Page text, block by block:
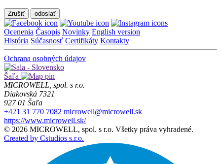
Zrušiť
Ocenenia Časopis Novinky English version
História Súčasnosť Certifikáty Kontakty
Ochrana osobných údajov
Šaľa
MICROWELL, spol. s r.o.
Diakovská 7321
927 01 Šaľa
+421 31 770 7082 microwell@microwell.sk
https://www.microwell.sk/
© 2026 MICROWELL, spol. s r.o. Všetky práva vyhradené.
Created by Cstudios s.r.o.